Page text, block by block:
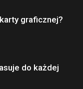
graficznej?
do każdej